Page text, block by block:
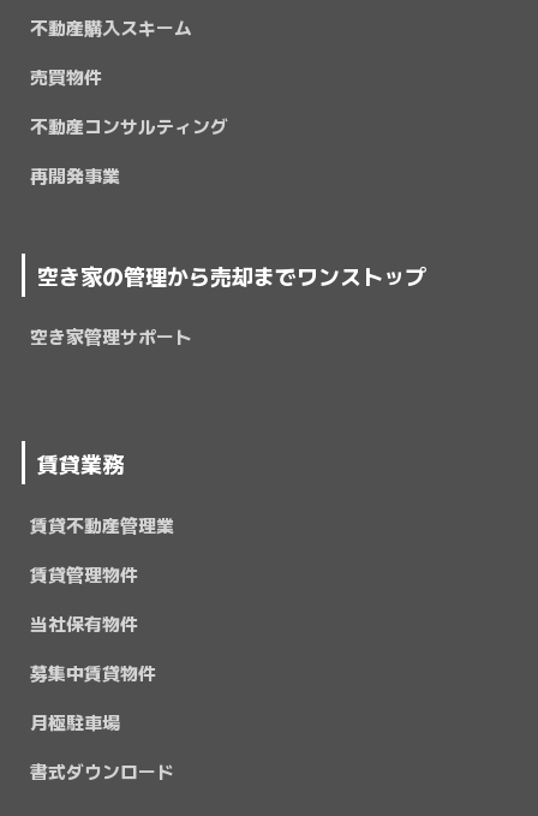
不動産購入スキーム
売買物件
不動産コンサルティング
再開発事業
空き家の管理から売却までワンストップ
空き家管理サポート
賃貸業務
賃貸不動産管理業
賃貸管理物件
当社保有物件
募集中賃貸物件
月極駐車場
書式ダウンロード